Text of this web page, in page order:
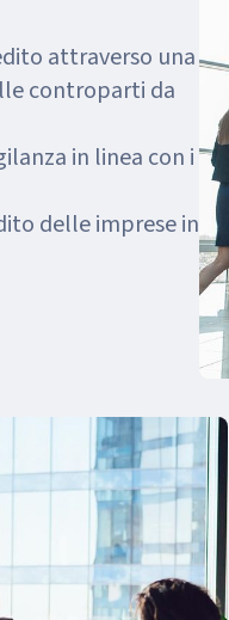
attraverso una
controparti da
in linea con i
delle imprese in